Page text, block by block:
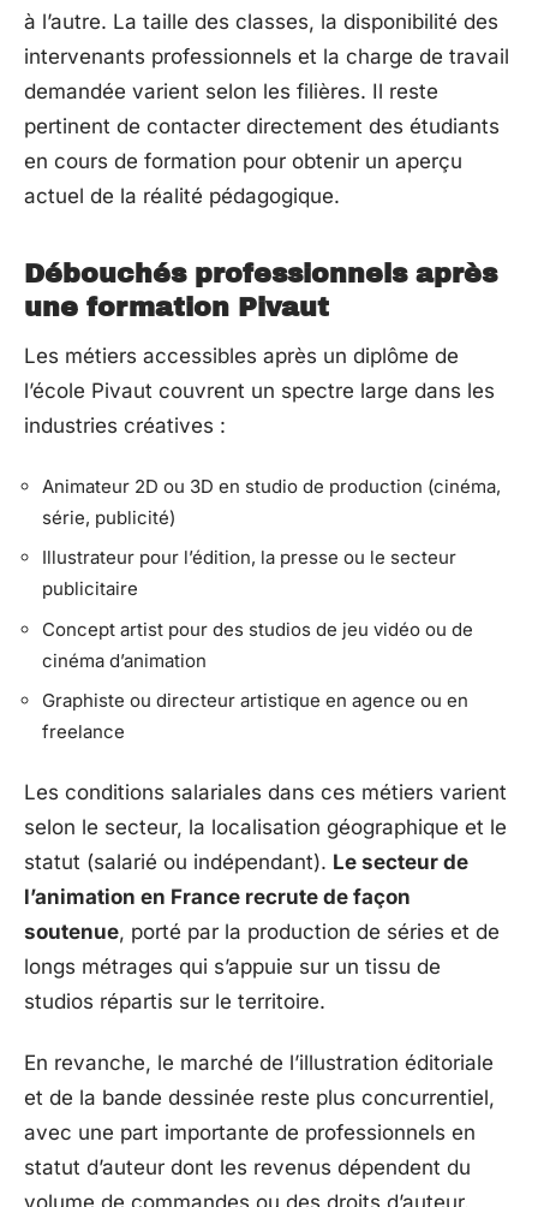
à l’autre. La taille des classes, la disponibilité des
intervenants professionnels et la charge de travail
demandée varient selon les filières. Il reste
pertinent de contacter directement des étudiants
en cours de formation pour obtenir un aperçu
actuel de la réalité pédagogique.
Débouchés professionnels après
une formation Pivaut
Les métiers accessibles après un diplôme de
l’école Pivaut couvrent un spectre large dans les
industries créatives :
Animateur 2D ou 3D en studio de production (cinéma,
série, publicité)
Illustrateur pour l’édition, la presse ou le secteur
publicitaire
Concept artist pour des studios de jeu vidéo ou de
cinéma d’animation
Graphiste ou directeur artistique en agence ou en
freelance
Les conditions salariales dans ces métiers varient
selon le secteur, la localisation géographique et le
statut (salarié ou indépendant). Le secteur de
l’animation en France recrute de façon
soutenue, porté par la production de séries et de
longs métrages qui s’appuie sur un tissu de
studios répartis sur le territoire.
En revanche, le marché de l’illustration éditoriale
et de la bande dessinée reste plus concurrentiel,
avec une part importante de professionnels en
statut d’auteur dont les revenus dépendent du
volume de commandes ou des droits d’auteur.